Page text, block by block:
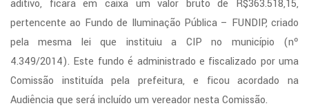
aditivo, ficará em caixa um valor bruto de R$363.518,15,
pertencente ao Fundo de Iluminação Pública – FUNDIP, criado
pela mesma lei que instituiu a CIP no município (nº
4.349/2014). Este fundo é administrado e fiscalizado por uma
Comissão instituída pela prefeitura, e ficou acordado na
Audiência que será incluído um vereador nesta Comissão.